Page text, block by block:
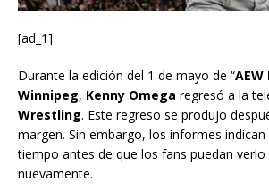
[ad_1]
Durante la edición del 1 de mayo de “
Winnipeg, Kenny Omega regresó a la
Wrestling. Este regreso se produjo
margen. Sin embargo, los informes indican
tiempo antes de que los fans puedan verlo
nuevamente.